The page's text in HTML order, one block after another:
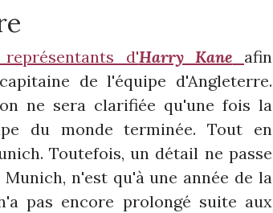
d'Harry Kane
afin
de l'équipe d'Angleterre.
ne sera clarifiée qu'une fois la
du monde terminée. Tout en
Toutefois, un détail ne passe
n'est qu'à une année de la
pas encore prolongé suite aux